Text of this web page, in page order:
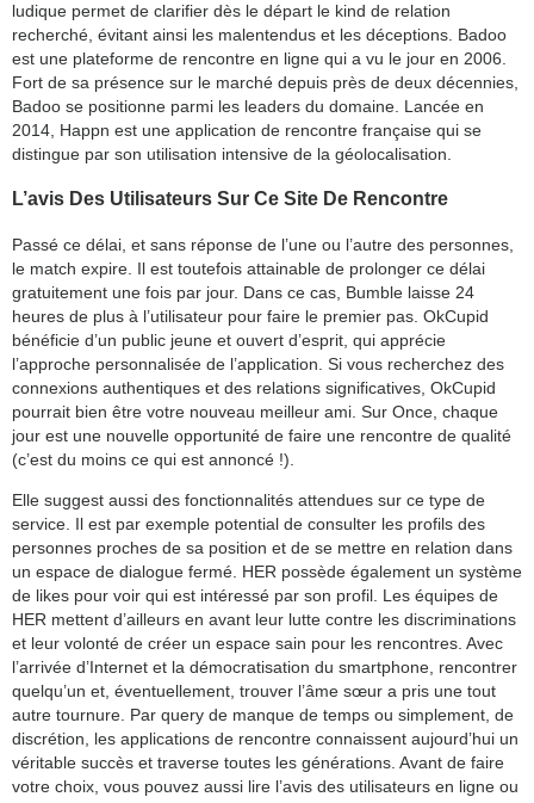
ludique permet de clarifier dès le départ le kind de relation
recherché, évitant ainsi les malentendus et les déceptions. Badoo
est une plateforme de rencontre en ligne qui a vu le jour en 2006.
Fort de sa présence sur le marché depuis près de deux décennies,
Badoo se positionne parmi les leaders du domaine. Lancée en
2014, Happn est une application de rencontre française qui se
distingue par son utilisation intensive de la géolocalisation.
L’avis Des Utilisateurs Sur Ce Site De Rencontre
Passé ce délai, et sans réponse de l’une ou l’autre des personnes,
le match expire. Il est toutefois attainable de prolonger ce délai
gratuitement une fois par jour. Dans ce cas, Bumble laisse 24
heures de plus à l’utilisateur pour faire le premier pas. OkCupid
bénéficie d’un public jeune et ouvert d’esprit, qui apprécie
l’approche personnalisée de l’application. Si vous recherchez des
connexions authentiques et des relations significatives, OkCupid
pourrait bien être votre nouveau meilleur ami. Sur Once, chaque
jour est une nouvelle opportunité de faire une rencontre de qualité
(c’est du moins ce qui est annoncé !).
Elle suggest aussi des fonctionnalités attendues sur ce type de
service. Il est par exemple potential de consulter les profils des
personnes proches de sa position et de se mettre en relation dans
un espace de dialogue fermé. HER possède également un système
de likes pour voir qui est intéressé par son profil. Les équipes de
HER mettent d’ailleurs en avant leur lutte contre les discriminations
et leur volonté de créer un espace sain pour les rencontres. Avec
l’arrivée d’Internet et la démocratisation du smartphone, rencontrer
quelqu’un et, éventuellement, trouver l’âme sœur a pris une tout
autre tournure. Par query de manque de temps ou simplement, de
discrétion, les applications de rencontre connaissent aujourd’hui un
véritable succès et traverse toutes les générations. Avant de faire
votre choix, vous pouvez aussi lire l’avis des utilisateurs en ligne ou